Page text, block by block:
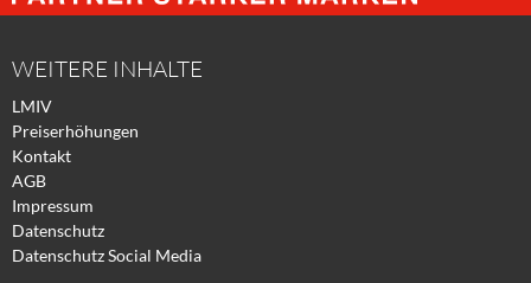
Facebook
Xing Twitter
WEITERE INHALTE
LMIV
Preiserhöhungen
Kontakt
AGB
Impressum
Datenschutz
Datenschutz Social Media